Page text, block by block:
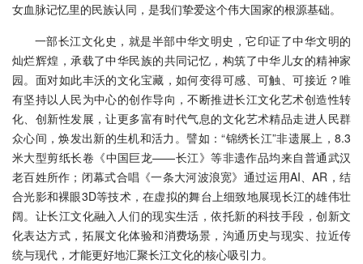
女血脉记忆里的民族认同，是我们挚爱这个伟大国家的根源基础。
一部长江文化史，就是半部中华文明史，它印证了中华文明的
灿烂辉煌，承载了中华民族的共同记忆，构筑了中华儿女的精神家
园。面对如此丰沃的文化宝藏，如何变得可感、可触、可接近？唯
有坚持以人民为中心的创作导向，不断推进长江文化艺术创造性转
化、创新性发展，让更多富有时代气息的文化艺术精品走进人民群
众心间，焕发出新的生机和活力。譬如：“锦绣长江”非遗展上，8.3
米大型剪纸长卷《中国巨龙——长江》等非遗作品均来自普通武汉
老百姓所作；闭幕式合唱《一条大河波浪宽》通过运用AI、AR，结
合光影和裸眼3D等技术，在虚拟的舞台上细致地展现长江的雄伟壮
阔。让长江文化融入人们的现实生活，依托新的科技手段，创新文
化表达方式，拓展文化体验和消费场景，沟通历史与现实、拉近传
统与现代，才能更好地汇聚长江文化的核心吸引力。